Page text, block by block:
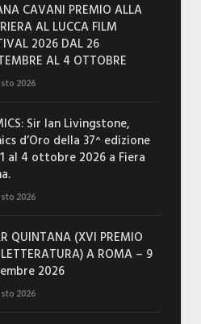
CAVANI PREMIO ALLA
AL LUCCA FILM
2026 DAL 26
AL 4 OTTOBRE
2026
Sir Ian Livingstone,
d’Oro della 37^ edizione
al 4 ottobre 2026 a Fiera
2026
QUINTANA (XVI PREMIO
A ROMA – 9
2026
2026